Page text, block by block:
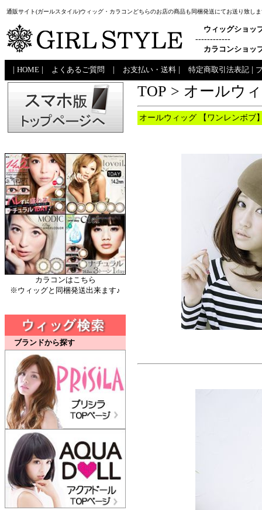
通販サイト(ガールスタイル)ウィッグ・カラコンどちらのお店の商品も同梱発送にてお送り致し
ウィッグショッ
------------
カラコンショッ
HOME よくあるご質問 お支払い・送料 特定商取引法表記
カラコンはこちら
※ウィッグと同梱発送出来ます♪
ブランドから探す
TOP > オールウ
オールウィッグ 【ワンレンボブ